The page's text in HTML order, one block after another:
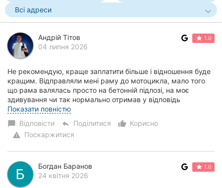
Всі адреси
Андрій Тітов
04 липня 2026
1.0
Не рекомендую, краще заплатити більше і відношення буде
кращим. Відправляли мені раму до мотоцикла, мало того
що рама валялась просто на бетонній підлозі, на моє
здивування чи так нормально отримав у відповідь
«дивіться ось ще до неї вилки-хуїлки» ,...
Показати повністю
chat_bubble Відповісти reply Поділитися thumb_up_alt
Корисно
warning Поскаржитися
Богдан Баранов
24 квітня 2026
1.0